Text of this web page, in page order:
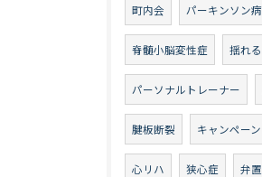
町内会 パーキンソン病
脊髄小脳変性症 揺れる
パーソナルトレーナー
腱板断裂 キャンペーン
心リハ 狭心症 弁